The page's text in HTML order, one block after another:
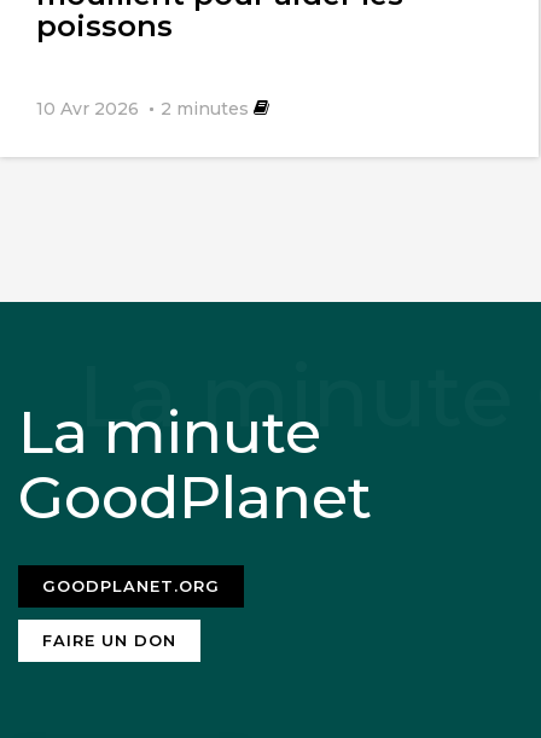
poissons
10 Avr 2026 2 minutes
La minute
GoodPlanet
GOODPLANET.ORG
FAIRE UN DON